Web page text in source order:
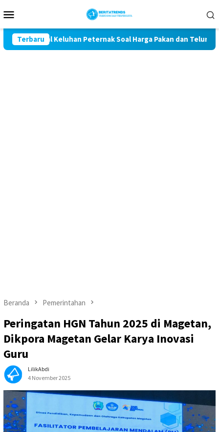
ke
Mobile
Terbaru
Kawal Keluhan Peternak Soal Harga Pakan dan Telur
Beranda Pemerintahan
Peringatan HGN Tahun 2025 di Magetan,
Dikpora Magetan Gelar Karya Inovasi
Guru
LilikAbdi
4 November 2025